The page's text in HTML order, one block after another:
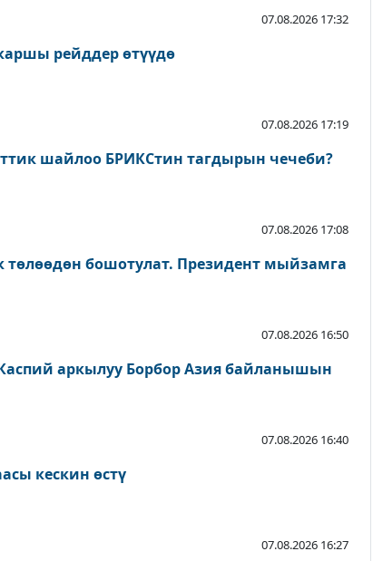
07.08.2026 17:32
рейддер өтүүдө
07.08.2026 17:19
шайлоо БРИКСтин тагдырын чечеби?
07.08.2026 17:08
төлөөдөн бошотулат. Президент мыйзамга
07.08.2026 16:50
аркылуу Борбор Азия байланышын
07.08.2026 16:40
кескин өстү
07.08.2026 16:27